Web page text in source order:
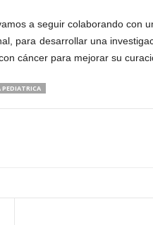
a seguir colaborando con
para desarrollar una
cáncer para mejorar su